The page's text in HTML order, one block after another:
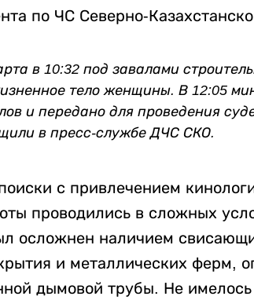
по ЧС Северно-
в 10:32 под завалами
тело женщины. В 12:05
и передано для проведения
в пресс-службе ДЧС СКО.
с привлечением
проводились в сложных
осложнен наличием
и металлических ферм,
дымовой трубы. Не